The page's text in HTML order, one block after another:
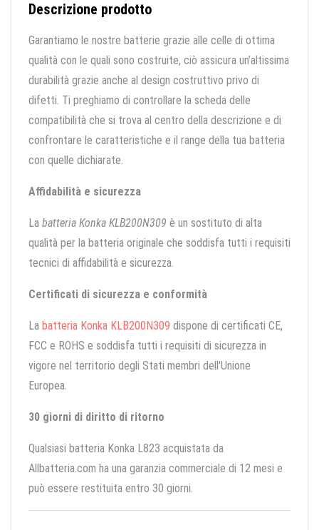
Descrizione prodotto
Garantiamo le nostre batterie grazie alle celle di ottima
qualità con le quali sono costruite, ciò assicura un’altissima
durabilità grazie anche al design costruttivo privo di
difetti. Ti preghiamo di controllare la scheda delle
compatibilità che si trova al centro della descrizione e di
confrontare le caratteristiche e il range della tua batteria
con quelle dichiarate.
Affidabilità e sicurezza
La batteria Konka KLB200N309 è un sostituto di alta
qualità per la batteria originale che soddisfa tutti i requisiti
tecnici di affidabilità e sicurezza.
Certificati di sicurezza e conformità
La batteria Konka KLB200N309 dispone di certificati CE,
FCC e ROHS e soddisfa tutti i requisiti di sicurezza in
vigore nel territorio degli Stati membri dell'Unione
Europea.
30 giorni di diritto di ritorno
Qualsiasi batteria Konka L823 acquistata da
Allbatteria.com ha una garanzia commerciale di 12 mesi e
può essere restituita entro 30 giorni.